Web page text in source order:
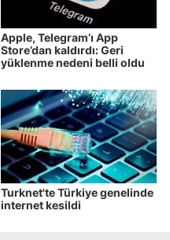
Apple, Telegram’ı App
Store’dan kaldırdı: Geri
yüklenme nedeni belli oldu
Turknet'te Türkiye genelinde
internet kesildi